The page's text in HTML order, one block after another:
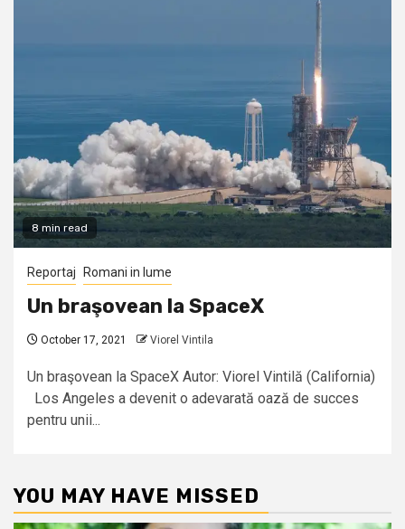
8 min read
Reportaj Romani in lume
Un braşovean la SpaceX
October 17, 2021 Viorel Vintila
Un braşovean la SpaceX Autor: Viorel Vintilă (California)
Los Angeles a devenit o adevarată oază de succes
pentru unii...
YOU MAY HAVE MISSED